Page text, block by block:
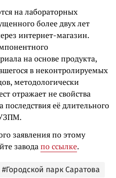
на лабораторных
более двух лет
интернет-магазин.
на основе продукта,
в неконтролируемых
методологически
отражает не свойства
её длительного
заявления по этому
заводапо ссылке.
#Городской парк Саратова